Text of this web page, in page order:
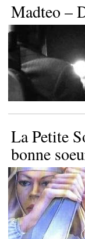
Madteo –
La Petite
bonne